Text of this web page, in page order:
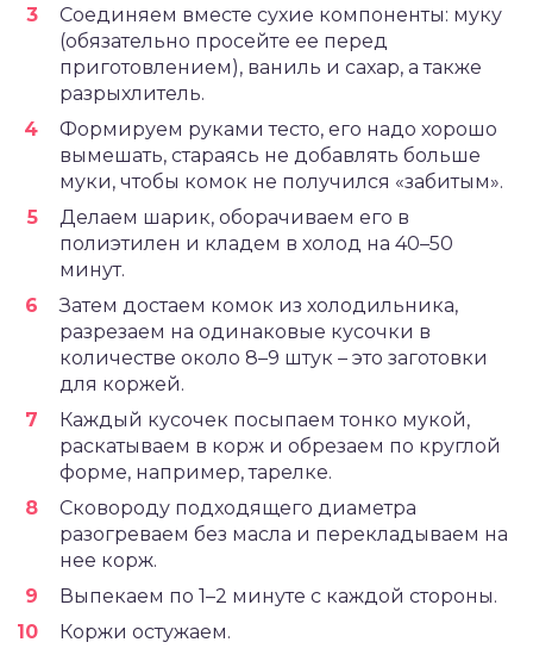
Соединяем вместе сухие компоненты: муку
(обязательно просейте ее перед
приготовлением), ваниль и сахар, а также
разрыхлитель.
Формируем руками тесто, его надо хорошо
вымешать, стараясь не добавлять больше
муки, чтобы комок не получился «забитым».
Делаем шарик, оборачиваем его в
полиэтилен и кладем в холод на 40–50
минут.
Затем достаем комок из холодильника,
разрезаем на одинаковые кусочки в
количестве около 8–9 штук – это заготовки
для коржей.
Каждый кусочек посыпаем тонко мукой,
раскатываем в корж и обрезаем по круглой
форме, например, тарелке.
Сковороду подходящего диаметра
разогреваем без масла и перекладываем на
нее корж.
Выпекаем по 1–2 минуте с каждой стороны.
Коржи остужаем.